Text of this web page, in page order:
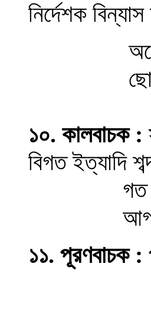
নির্দেশক
১০. কালবাচক :
বিগত ইত্যাদি
গত। গত
আগামি
১১. পূরণবাচক: